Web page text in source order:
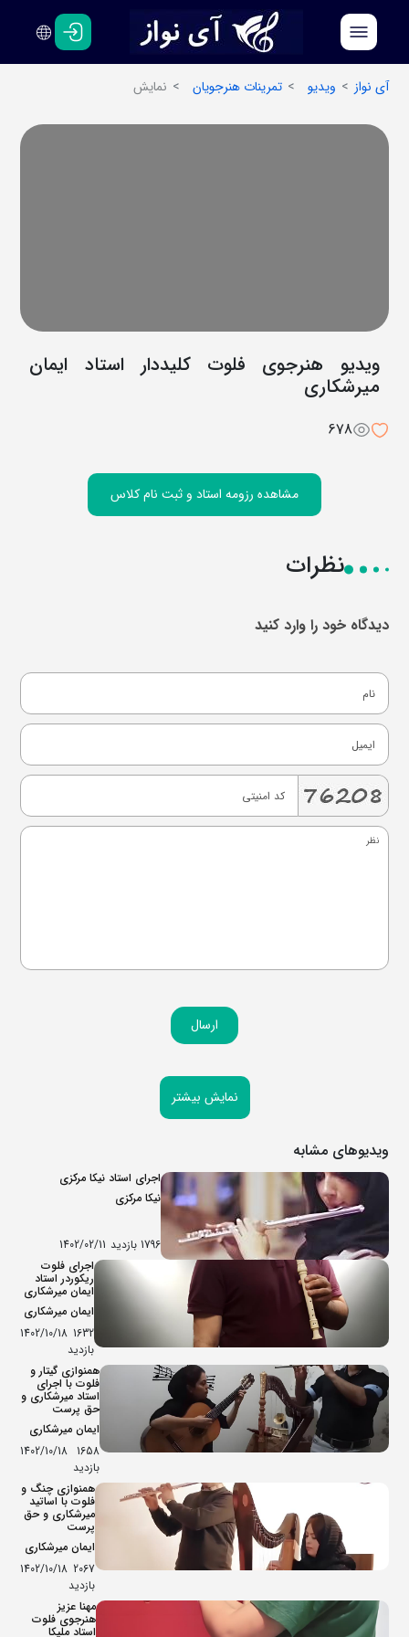
فارسی
انگلیسی
آی نواز
ویدیو تمرینات هنرجویان نمایش
ویدیو هنرجوی فلوت کلیددار استاد ایمان
میرشکاری
678
مشاهده رزومه استاد و ثبت نام کلاس
نظرات
دیدگاه خود را وارد کنید
ارسال
نمایش بیشتر
ویدیوهای مشابه
اجرای استاد نیکا مرکزی
نیکا مرکزی
1796 بازدید
1402/02/11
اجرای فلوت
ریکوردر استاد
ایمان میرشکاری
ایمان میرشکاری
1632
بازدید
1402/10/18
همنوازی گیتار و
فلوت با اجرای
استاد میرشکاری و
حق پرست
ایمان میرشکاری
1658
بازدید
1402/10/18
همنوازی چنگ و
فلوت با اساتید
میرشکاری و حق
پرست
ایمان میرشکاری
2067
بازدید
1402/10/18
مهنا عزیز
هنرجوی فلوت
استاد ملیکا